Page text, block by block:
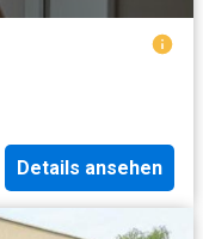
Details ansehen